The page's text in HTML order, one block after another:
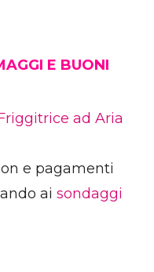
E BUONI
ad Aria
e pagamenti
ai sondaggi